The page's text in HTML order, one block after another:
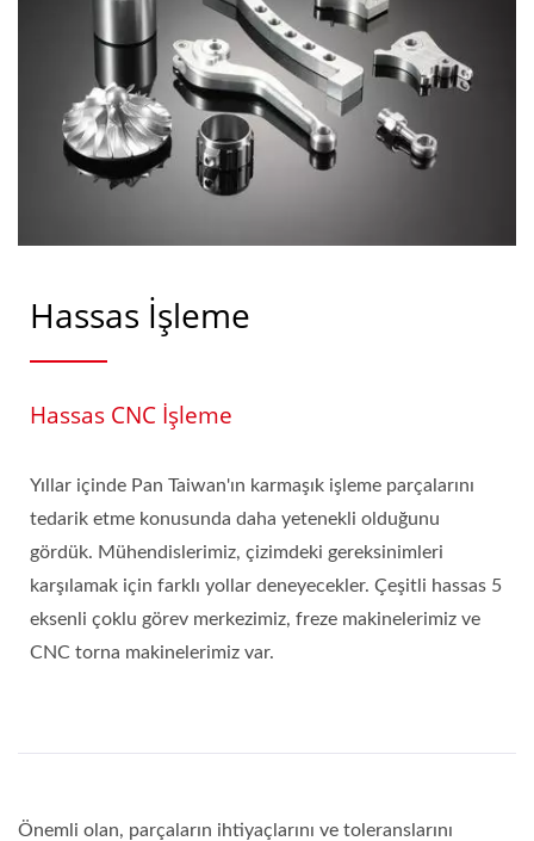
Hassas İşleme
Hassas CNC İşleme
Yıllar içinde Pan Taiwan'ın karmaşık işleme parçalarını
tedarik etme konusunda daha yetenekli olduğunu
gördük. Mühendislerimiz, çizimdeki gereksinimleri
karşılamak için farklı yollar deneyecekler. Çeşitli hassas 5
eksenli çoklu görev merkezimiz, freze makinelerimiz ve
CNC torna makinelerimiz var.
Önemli olan, parçaların ihtiyaçlarını ve toleranslarını